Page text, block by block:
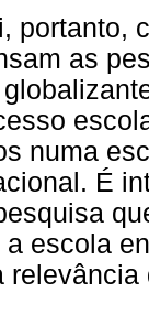
portanto,
as
numa
É
escola